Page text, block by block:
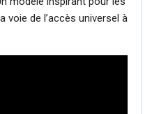
voie de l’accès universel à